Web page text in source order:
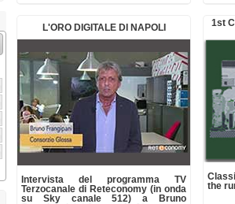
L'ORO DIGITALE DI NAPOLI
Intervista del programma TV
Terzocanale di Reteconomy (in onda
su Sky canale 512) a Bruno
1st
the